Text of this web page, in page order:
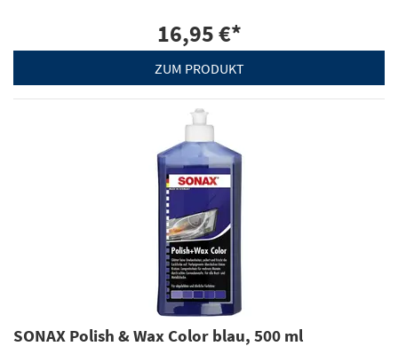
16,95 €*
ZUM PRODUKT
SONAX Polish & Wax Color blau, 500 ml